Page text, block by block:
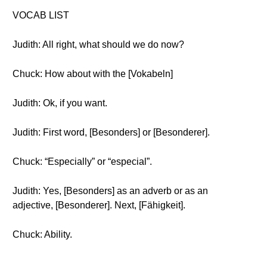
VOCAB LIST
Judith: All right, what should we do now?
Chuck: How about with the [Vokabeln]
Judith: Ok, if you want.
Judith: First word, [Besonders] or [Besonderer].
Chuck: “Especially” or “especial”.
Judith: Yes, [Besonders] as an adverb or as an
adjective, [Besonderer]. Next, [Fähigkeit].
Chuck: Ability.